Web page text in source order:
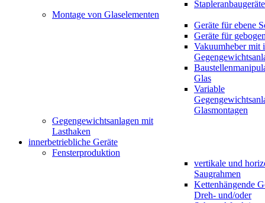
Stapleranbaugeräte
Montage von Glaselementen
Geräte für ebene
Geräte für
Vakuumheber mit
Glas
Variable
Glasmontagen
Gegengewichtsanlagen mit
Lasthaken
innerbetriebliche Geräte
Fensterproduktion
vertikale und
Saugrahmen
Kettenhängende
Dreh- und/oder